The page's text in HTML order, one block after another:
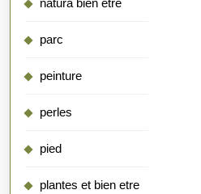
natura bien etre
parc
peinture
perles
pied
plantes et bien etre